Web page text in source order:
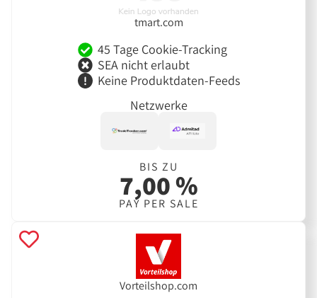
tmart.com
45 Tage Cookie-Tracking
SEA nicht erlaubt
Keine Produktdaten-Feeds
Netzwerke
BIS ZU
7,00 %
PAY PER SALE
Vorteilshop.com